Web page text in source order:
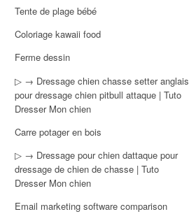
Tente de plage bébé
Coloriage kawaii food
Ferme dessin
▷ → Dressage chien chasse setter anglais
pour dressage chien pitbull attaque | Tuto
Dresser Mon chien
Carre potager en bois
▷ → Dressage pour chien dattaque pour
dressage de chien de chasse | Tuto
Dresser Mon chien
Email marketing software comparison